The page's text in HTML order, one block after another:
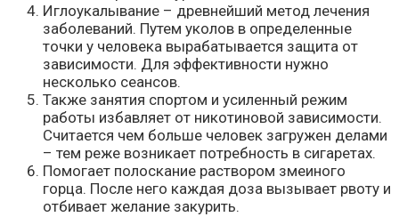
Иглоукалывание – древнейший метод лечения
заболеваний. Путем уколов в определенные
точки у человека вырабатывается защита от
зависимости. Для эффективности нужно
несколько сеансов.
Также занятия спортом и усиленный режим
работы избавляет от никотиновой зависимости.
Считается чем больше человек загружен делами
– тем реже возникает потребность в сигаретах.
Помогает полоскание раствором змеиного
горца. После него каждая доза вызывает рвоту и
отбивает желание закурить.